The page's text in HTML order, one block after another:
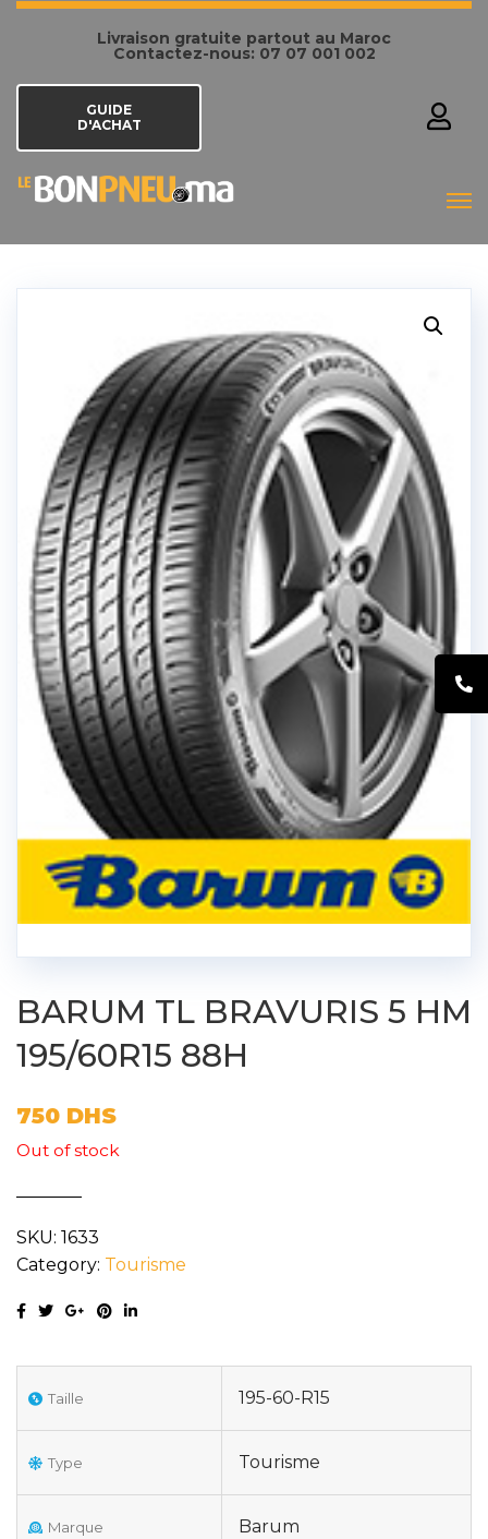
Livraison gratuite partout au Maroc
Contactez-nous: 07 07 001 002
GUIDE
D'ACHAT
BARUM TL BRAVURIS 5 HM
195/60R15 88H
750 DHS
Out of stock
SKU: 1633
Category: Tourisme
Taille 195-60-R15
Type Tourisme
Marque Barum